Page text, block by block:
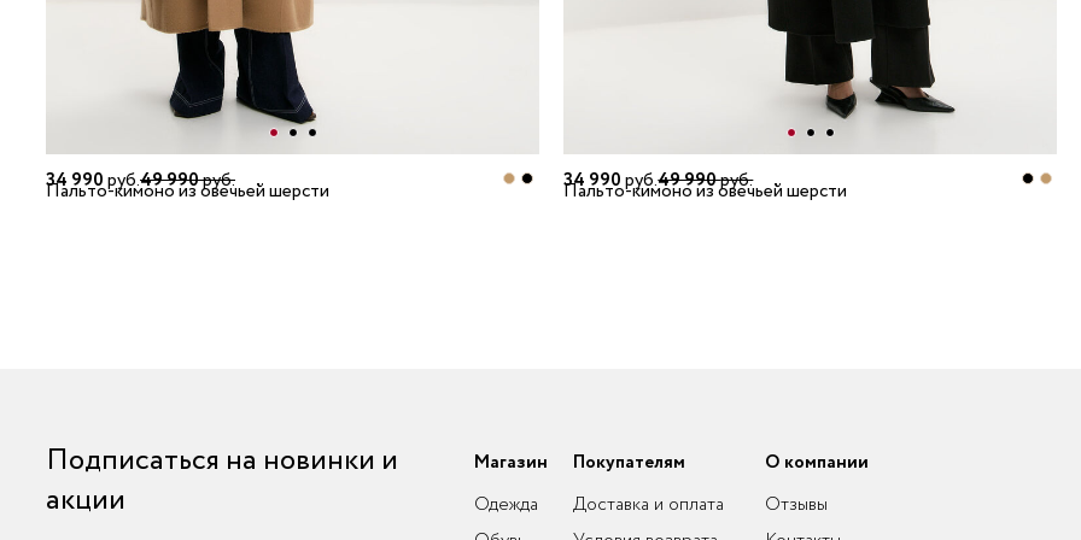
34 990руб.49 990руб.
Пальто-кимоно из овечьей шерсти 34 990руб.49 990руб.
Пальто-кимоно из овечьей шерсти
Подписаться на новинки и
акции
Магазин
Одежда
Покупателям
Доставка и оплата
О компании
Отзывы